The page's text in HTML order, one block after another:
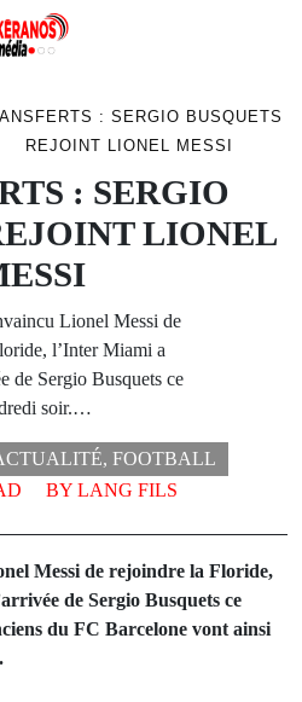
: SERGIO BUSQUETS
REJOINT LIONEL MESSI
: SERGIO
LIONEL
Lionel Messi de
l’Inter Miami a
de Sergio Busquets ce
soir.…
, FOOTBALL
BY LANG FILS
Messi de rejoindre la Floride,
de Sergio Busquets ce
du FC Barcelone vont ainsi